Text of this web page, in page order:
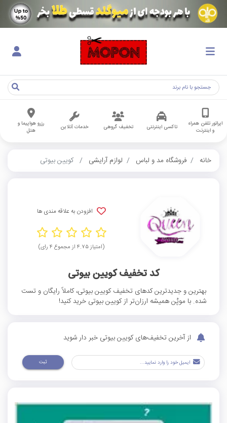
اپراتور تلفن همراه
و اینترنت
تاکسی اینترنتی تخفیف گروهی خدمات آنلاین
رزرو هواپیما و
هتل
خانه فروشگاه مد و لباس لوازم آرایشی کویین بیوتی
افزودن به علاقه مندی ها
(امتیاز ۴.۷۵ از مجموع ۴ رای)
کد تخفیف کویین بیوتی
بهترین و جدیدترین کد‌های تخفیف کویین بیوتی، کاملاً رایگان و تست
شده. با موپُن همیشه ارزان‌تر از کویین بیوتی خرید کنید!
از آخرین تخفیف‌های کویین بیوتی خبر دار شوید
ثبت